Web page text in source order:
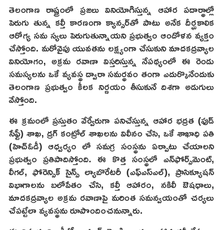
తెలంగాణ రాష్ట్రంలో ప్రజలు వినియోగిస్తున్న ఆహార పదార్థాల్లో
పెరుగు తున్న కల్తీ కారణంగా క్యాన్సర్‌తో పాటు అనేక దీర్ఘకాలిక
ఆరోగ్య సమ స్యలు పెరుగుతున్నాయని ప్రభుత్వం ఆందోళన వ్యక్తం
చేస్తోంది. మరోవైపు యువతను లక్ష్యంగా చేసుకుని మాదకద్రవ్యాల
వినియోగం, అక్రమ రవాణా విస్తరిస్తున్న నేపథ్యంలో ఈ రెండు
సమస్యలను ఒకే వ్యవస్థ ద్వారా సమర్థవం తంగా ఎదుర్కొనేందుకు
తెలంగాణ ప్రభుత్వం కీలక నిర్ణయం తీసుకునే దిశగా అడుగులు
వేస్తోంది.
ఈ క్రమంలో ప్రస్తుతం వేర్వేరుగా పనిచేస్తున్న ఆహార భద్రత (ఫుడ్
సేఫ్టీ) శాఖ, డ్రగ్ కంట్రోల్ శాఖలను విలీనం చేసి, ఒకే శాఖాధి పతి
(హెచ్‌ఓడీ) ఆధ్వర్యం లో సమగ్ర సంస్థను ఏర్పాటు చేయాలని
ప్రభుత్వం ప్రతిపాదిస్తోంది. ఈ కొత్త సంస్థలో ఎన్‌ఫోర్స్‌మెంట్,
లీగల్, ఫోరెన్సిక్ సైన్స్ ల్యాబొరేటరీ (ఎఫ్‌ఎస్‌ఎల్), ప్రాసిక్యూషన్
విభాగాలను బలోపేతం చేసి, కల్తీ ఆహారం, నకిలీ ఔషధాలు,
మాదకద్రవ్యాల అక్రమ రవాణాపై మరింత సమన్వయంతో చర్యలు
చేపట్టేలా వ్యవస్థను రూపొందించనున్నారు.